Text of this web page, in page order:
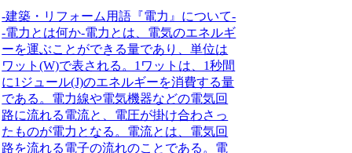
-建築・リフォーム用語『電力』について-
-電力とは何か-電力とは、電気のエネルギ
ーを運ぶことができる量であり、単位は
ワット(W)で表される。1ワットは、1秒間
に1ジュール(J)のエネルギーを消費する量
である。電力線や電気機器などの電気回
路に流れる電流と、電圧が掛け合わさっ
たものが電力となる。電流とは、電気回
路を流れる電子の流れのことである。電